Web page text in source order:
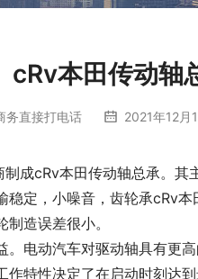
cRv本田传动轴
务直接打电话 2021年12月
成cRv本田传动轴总承。其
稳定，小噪音，齿轮承cRv
造误差很小。
。电动汽车对驱动轴具有更
特性决定了在启动时刻达